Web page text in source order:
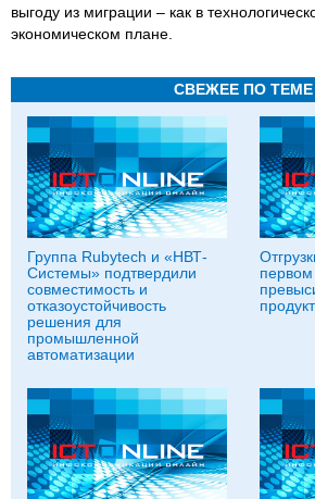
выгоду из миграции – как в
экономическом плане.
СВЕЖЕЕ ПО ТЕМЕ
Группа Rubytech и «НВТ-
Системы» подтвердили
совместимость и
отказоустойчивость
решения для
промышленной
автоматизации
первом